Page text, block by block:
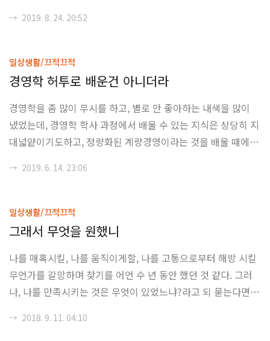
단 심플 스킨이 제일 나은거 같아서 선택을 하였습니다. 요즘 스
져 있어서, 블로그를 낙서장처럼 글만 쓰는 사람들에게 적합한
스킨이 별로 없었습니다. 심지어 심플 스킨도 모든 글에 사진을
히 코드를 수정하면서 해결을 해야할 것 같습니다. 2. 블로그의
과거 글들이 해금됩니다. 해금이라고 하니 좀 리듬게임 덕후 같
아 보이네요. 앞서 이야기를 ..
→ 2019. 8. 24. 20:52
일상생활/끄적끄적
경영학 허투로 배운건 아니더라
경영학을 좀 많이 무시를 하고, 별로 안 좋아하는 내색을 많이
냈었는데, 경영학 학사 과정에서 배울 수 있는 지식은 상당히 지
대넓얕이기도하고, 정량화된 계량경영이라는 것을 배울 때에는
등을 진로로 잡을 때에나 가능한 것이지 일반적인 학부생 입장
상황이었기 때문이었다. 뭐, 그건 둘째치고, 사실 회사의 운영에
있어서 경영이라는 것은 애매한데, 대부분 지표나 지수로 나타
소스나, 조직 구조, 마케팅, 혹은 브랜딩 등에 대해서 생각을 해
야할 때가 많다는 것이다. 그리고, 아마도 이런 면에서 계량화된
무언가보다는 가치 평가를 하기..
→ 2019. 6. 14. 23:06
일상생활/끄적끄적
그래서 무엇을 원했니
나를 매혹시킬, 나를 움직이게할, 나를 고통으로부터 해방 시킬
무언가를 갈망하며 찾기를 어언 수 년 동안 했던 것 같다. 그러
나, 나를 만족시키는 것은 무엇이 있었느냐?라고 되 묻는다면,
있지 않았다고 하는게 좀 더 정확하겠지 많은 사람을 만났고, 실
→ 2018. 9. 11. 04:10